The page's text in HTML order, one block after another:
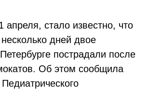
апреля, стало известно, что
дней двое
пострадали после
Об этом сообщила